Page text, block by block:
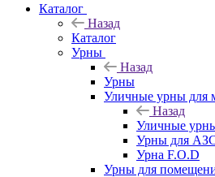
Каталог
Назад
Каталог
Урны
Назад
Урны
Уличные урны для
Назад
Уличные
Урны для
Урна F.O.D
Урны для